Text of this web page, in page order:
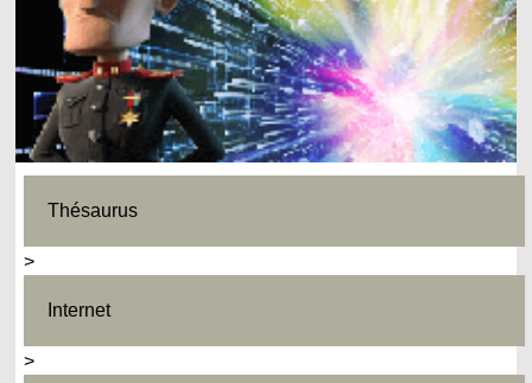
Thésaurus
>
Internet
>